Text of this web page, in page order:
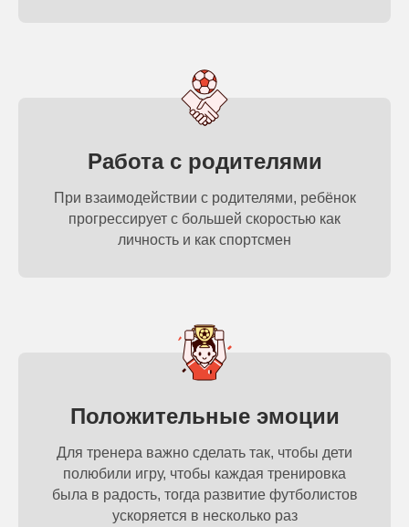
Работа с родителями
При взаимодействии с родителями, ребёнок
прогрессирует с большей скоростью как
личность и как спортсмен
Положительные эмоции
Для тренера важно сделать так, чтобы дети
полюбили игру, чтобы каждая тренировка
была в радость, тогда развитие футболистов
ускоряется в несколько раз